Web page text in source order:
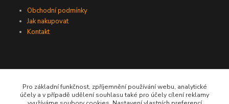
Obchodní podmínky
Jak nakupovat
Kontakt
Pro základní funkčnost, zpříjemnění používání webu, analytické
účely a v případě udělení souhlasu také pro účely cílení reklamy